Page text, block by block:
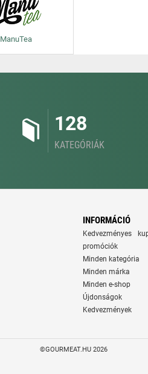
ManuTea
128
KATEGÓRIÁK
INFORMÁCIÓ
Kedvezményes
promóciók
Minden kategória
Minden márka
Minden e-shop
Újdonságok
Kedvezmények
©GOURMEAT.HU 2026